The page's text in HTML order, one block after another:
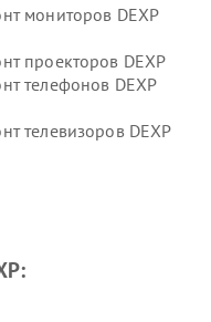
мониторов DEXP
проекторов DEXP
телефонов DEXP
телевизоров DEXP
мини пк DEXP